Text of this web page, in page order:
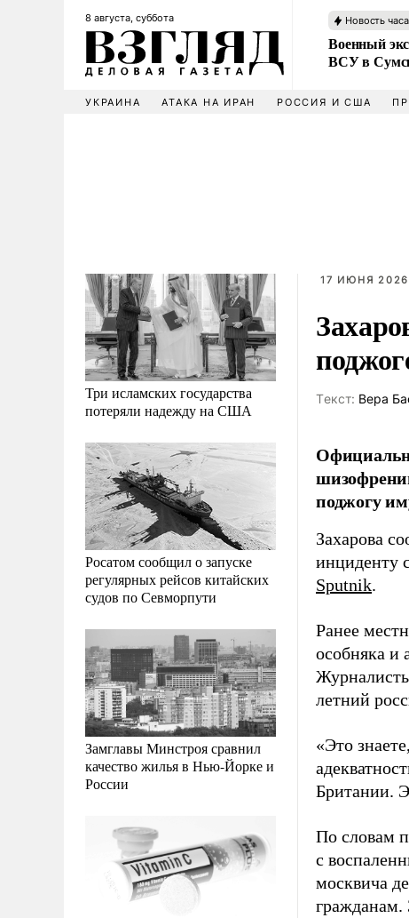
8 августа, суббота Новость часа
Военный
ВСУ в
УКРАИНА АТАКА НА ИРАН РОССИЯ И США
Три исламских государства
потеряли надежду на США
Росатом сообщил о запуске
регулярных рейсов китайских
судов по Севморпути
Замглавы Минстроя сравнил
качество жилья в Нью-Йорке и
России
17 ИЮНЯ
Tекст: Вера
поджогу
Захарова
инциденту
Sputnik.
Ранее
особняка и
летний
«Это
Британии.
По словам
с
москвича
гражданам.